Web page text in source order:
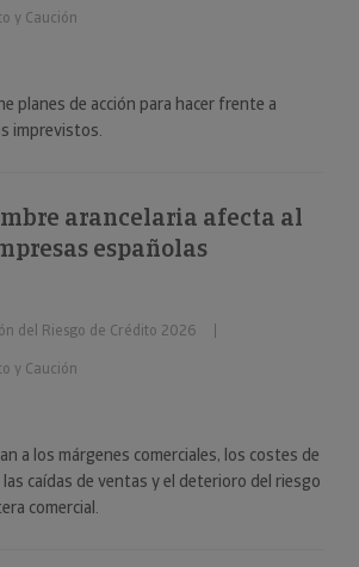
y Caución
planes de acción para hacer frente a
imprevistos.
arancelaria afecta al
españolas
del Riesgo de Crédito 2026
y Caución
a los márgenes comerciales, los costes de
caídas de ventas y el deterioro del riesgo
comercial.